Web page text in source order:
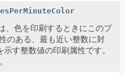
、色を印刷するときにこのプ
のある、最も近い整数に対
す整数値の印刷属性です。